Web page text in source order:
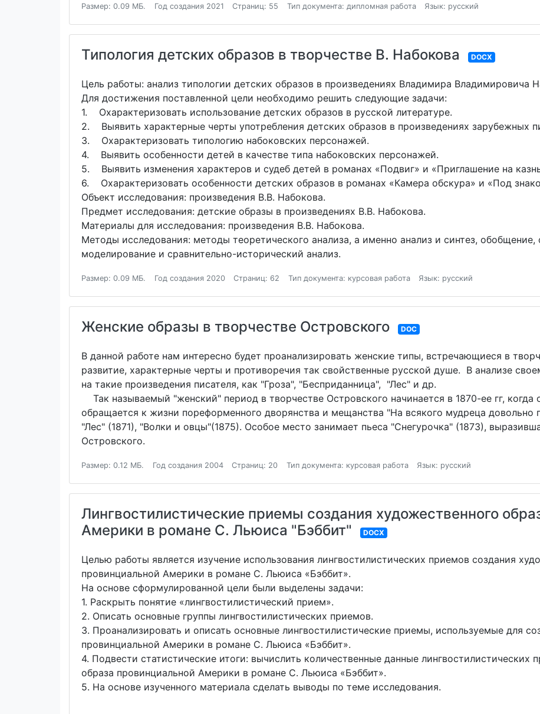
Размер: 0.09 МБ. Год создания 2021 Страниц: 55 Тип документа: дипломная работа Язык: русский
Типология детских образов в творчестве В. Набокова DOCX
Цель работы: анализ типологии детских образов в произведениях Владимира Владимировича
Для достижения поставленной цели необходимо решить следующие задачи:
1. Охарактеризовать использование детских образов в русской литературе.
2. Выявить характерные черты употребления детских образов в произведениях зарубежных
3. Охарактеризовать типологию набоковских персонажей.
4. Выявить особенности детей в качестве типа набоковских персонажей.
5. Выявить изменения характеров и судеб детей в романах «Подвиг» и «Приглашение на
6. Охарактеризовать особенности детских образов в романах «Камера обскура» и «Под
Объект исследования: произведения В.В. Набокова.
Предмет исследования: детские образы в произведениях В.В. Набокова.
Материалы для исследования: произведения В.В. Набокова.
Методы исследования: методы теоретического анализа, а именно анализ и синтез, обобщение,
моделирование и сравнительно-исторический анализ.
Размер: 0.09 МБ. Год создания 2020 Страниц: 62 Тип документа: курсовая работа Язык: русский
Женские образы в творчестве Островского DOC
В данной работе нам интересно будет проанализировать женские типы, встречающиеся в
развитие, характерные черты и противоречия так свойственные русской душе. В анализе
на такие произведения писателя, как "Гроза", "Бесприданница", "Лес" и др.
Так называемый "женский" период в творчестве Островского начинается в 1870-ее гг, когда
обращается к жизни пореформенного дворянства и мещанства "На всякого мудреца довольно
"Лес" (1871), "Волки и овцы"(1875). Особое место занимает пьеса "Снегурочка" (1873),
Островского.
Размер: 0.12 МБ. Год создания 2004 Страниц: 20 Тип документа: курсовая работа Язык: русский
Лингвостилистические приемы создания художественного
Америки в романе С. Льюиса "Бэббит"
DOCX
Целью работы является изучение использования лингвостилистических приемов создания
провинциальной Америки в романе С. Льюиса «Бэббит».
На основе сформулированной цели были выделены задачи:
1. Раскрыть понятие «лингвостилистический прием».
2. Описать основные группы лингвостилистических приемов.
3. Проанализировать и описать основные лингвостилистические приемы, используемые для
провинциальной Америки в романе С. Льюиса «Бэббит».
4. Подвести статистические итоги: вычислить количественные данные лингвостилистических
образа провинциальной Америки в романе С. Льюиса «Бэббит».
5. На основе изученного материала сделать выводы по теме исследования.